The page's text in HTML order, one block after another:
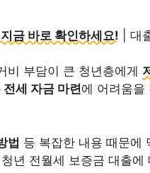
금 바로 확인하세요! | 대
비 부담이 큰 청년층에게
전세 자금 마련에 어려움을
법 등 복잡한 내용 때문에
년 전월세 보증금 대출에